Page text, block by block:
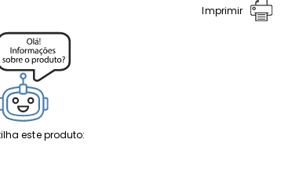
Imprimir
este produto: